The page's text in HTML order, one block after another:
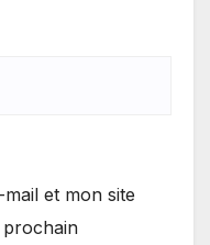
et mon site